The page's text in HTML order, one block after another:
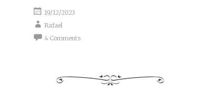
19/12/2023
Rafael
4 Comments